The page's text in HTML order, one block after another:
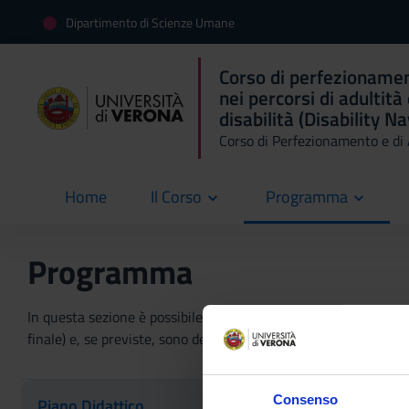
Consenso
Dipartimento di Scienze Umane
Corso di
nei percorsi di adultità
disabilità (Disability
Corso di Perfezionamento e
Home
current Il Corso Programma
Programma
In questa sezione è possibile reperire le informazioni
finale) e, se previste, sono dettagliate le informazioni sullo